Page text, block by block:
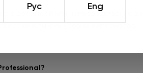
Рус Eng
с доставкой или непосредственно в
уровню материалов.